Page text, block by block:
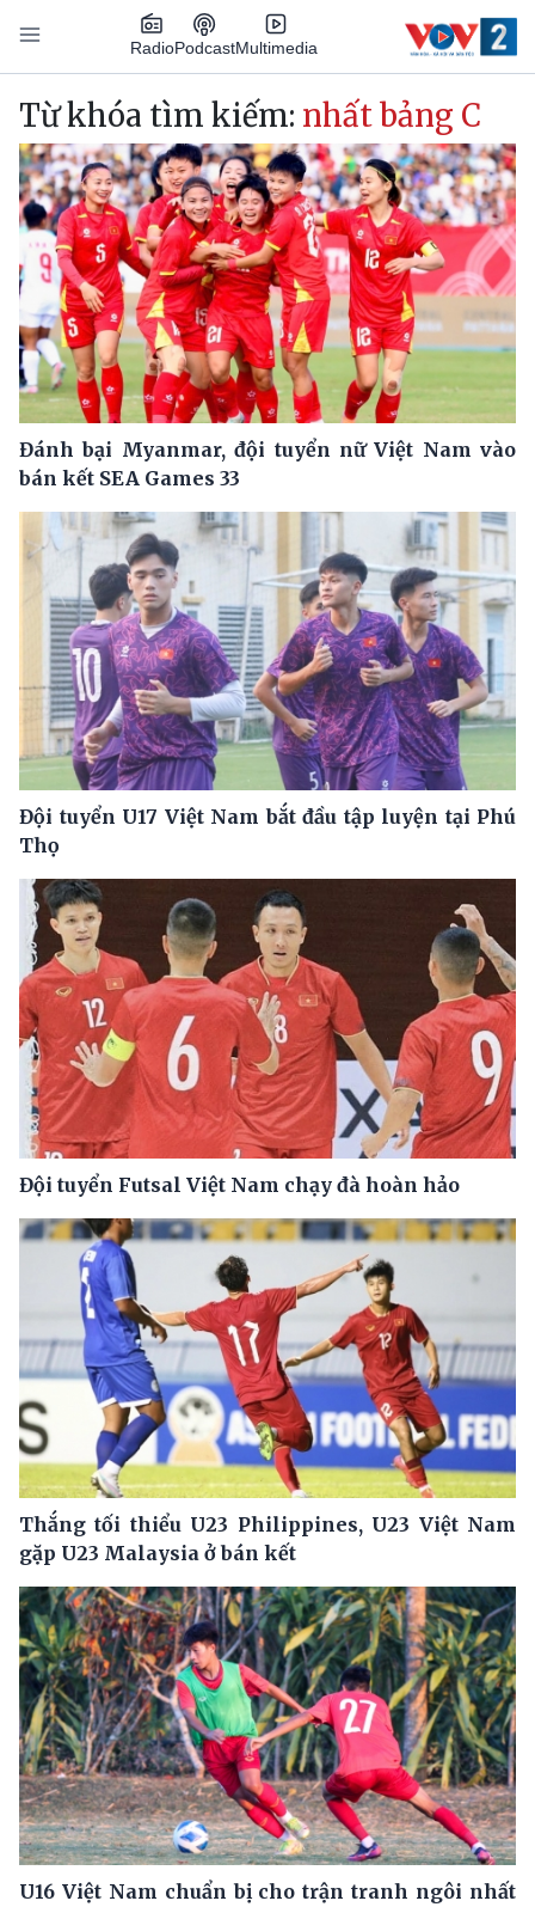
Nhảy đến nội dung
RadioPodcastMultimedia
Main navigation
Từ khóa tìm kiếm: nhất bảng C
Đánh bại Myanmar, đội tuyển nữ Việt Nam vào
bán kết SEA Games 33
Đội tuyển U17 Việt Nam bắt đầu tập luyện tại Phú
Thọ
Đội tuyển Futsal Việt Nam chạy đà hoàn hảo
Thắng tối thiểu U23 Philippines, U23 Việt Nam
gặp U23 Malaysia ở bán kết
U16 Việt Nam chuẩn bị cho trận tranh ngôi nhất